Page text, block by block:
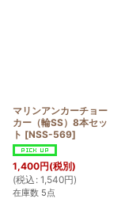
マリンアンカーチョー
カー（輪SS）8本セッ
ト [NSS-569]
1,400円(税別)
(税込 : 1,540円)
在庫数 5点